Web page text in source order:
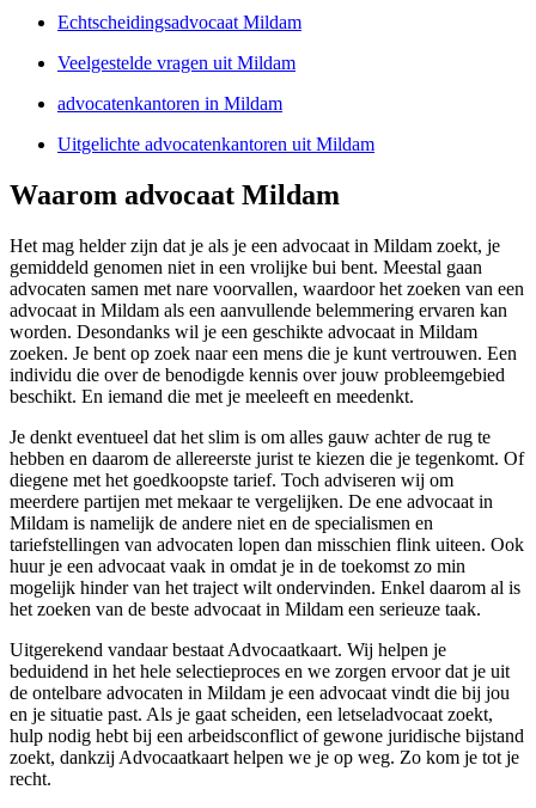
Echtscheidingsadvocaat Mildam
Veelgestelde vragen uit Mildam
advocatenkantoren in Mildam
Uitgelichte advocatenkantoren uit Mildam
Waarom advocaat Mildam
Het mag helder zijn dat je als je een advocaat in Mildam zoekt, je
gemiddeld genomen niet in een vrolijke bui bent. Meestal gaan
advocaten samen met nare voorvallen, waardoor het zoeken van een
advocaat in Mildam als een aanvullende belemmering ervaren kan
worden. Desondanks wil je een geschikte advocaat in Mildam
zoeken. Je bent op zoek naar een mens die je kunt vertrouwen. Een
individu die over de benodigde kennis over jouw probleemgebied
beschikt. En iemand die met je meeleeft en meedenkt.
Je denkt eventueel dat het slim is om alles gauw achter de rug te
hebben en daarom de allereerste jurist te kiezen die je tegenkomt. Of
diegene met het goedkoopste tarief. Toch adviseren wij om
meerdere partijen met mekaar te vergelijken. De ene advocaat in
Mildam is namelijk de andere niet en de specialismen en
tariefstellingen van advocaten lopen dan misschien flink uiteen. Ook
huur je een advocaat vaak in omdat je in de toekomst zo min
mogelijk hinder van het traject wilt ondervinden. Enkel daarom al is
het zoeken van de beste advocaat in Mildam een serieuze taak.
Uitgerekend vandaar bestaat Advocaatkaart. Wij helpen je
beduidend in het hele selectieproces en we zorgen ervoor dat je uit
de ontelbare advocaten in Mildam je een advocaat vindt die bij jou
en je situatie past. Als je gaat scheiden, een letseladvocaat zoekt,
hulp nodig hebt bij een arbeidsconflict of gewone juridische bijstand
zoekt, dankzij Advocaatkaart helpen we je op weg. Zo kom je tot je
recht.